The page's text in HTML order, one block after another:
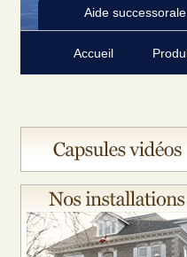
Aide successorale
Accueil